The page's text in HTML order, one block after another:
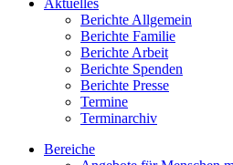
Berichte Allgemein
Berichte Familie
Berichte Arbeit
Berichte Spenden
Berichte Presse
Termine
Terminarchiv
Bereiche